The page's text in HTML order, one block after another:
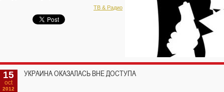
ТВ & Радио
15
oct
2012
УКРАИНА ОКАЗАЛАСЬ ВНЕ ДОСТУПА